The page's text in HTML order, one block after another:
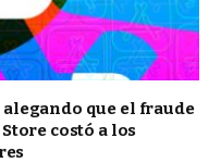
que el fraude
costó a los